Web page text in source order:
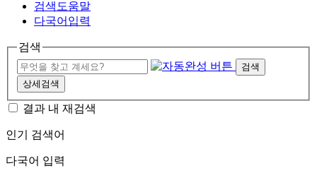
검색도움말
다국어입력
검색
검색
상세검색
결과 내 재검색
인기 검색어
다국어 입력